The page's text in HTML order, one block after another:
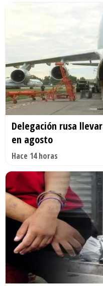
Delegación rusa
en agosto
Hace 14 horas